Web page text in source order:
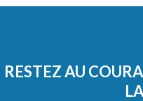
RESTEZ AU